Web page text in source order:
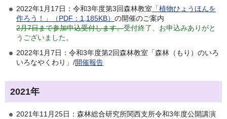
2022年1月17日：令和3年度第3回森林教室 「植物ひょうほんを
作ろう！」（PDF：1,185KB） の開催のご案内
2月7日まで参加申込受付します。受付終了、お申込みありがと
うございました。
2022年1月7日：令和3年度第2回森林教室「森林（もり）のいろ
いろなやくわり」/開催報告
2021年
2021年11月25日：森林総合研究所関西支所令和3年度公開講演